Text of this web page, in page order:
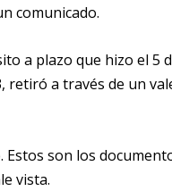
comunicado.
a plazo que hizo el 5
retiró a través de un
Estos son los
vista.